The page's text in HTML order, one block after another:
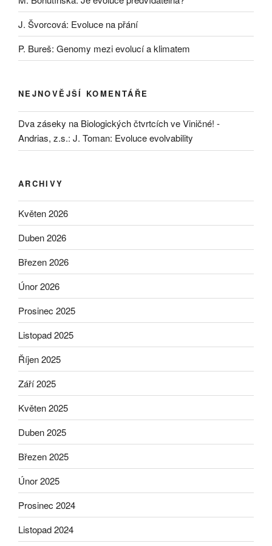
J. Švorcová: Evoluce na přání
P. Bureš: Genomy mezi evolucí a klimatem
NEJNOVĚJŠÍ KOMENTÁŘE
Dva záseky na Biologických čtvrtcích ve Viničné! -
Andrias, z.s.: J. Toman: Evoluce evolvability
ARCHIVY
Květen 2026
Duben 2026
Březen 2026
Únor 2026
Prosinec 2025
Listopad 2025
Říjen 2025
Září 2025
Květen 2025
Duben 2025
Březen 2025
Únor 2025
Prosinec 2024
Listopad 2024